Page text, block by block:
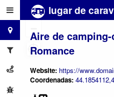
lugar de
Aire de
Romance
Website: https://
Coordenadas:
+